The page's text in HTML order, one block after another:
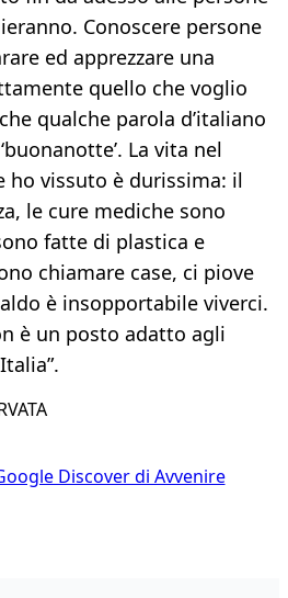
Conoscere persone
ed apprezzare una
quello che voglio
qualche parola d’italiano
La vita nel
ho vissuto è durissima: il
le cure mediche sono
fatte di plastica e
chiamare case, ci piove
è insopportabile viverci.
è un posto adatto agli
Discover di Avvenire